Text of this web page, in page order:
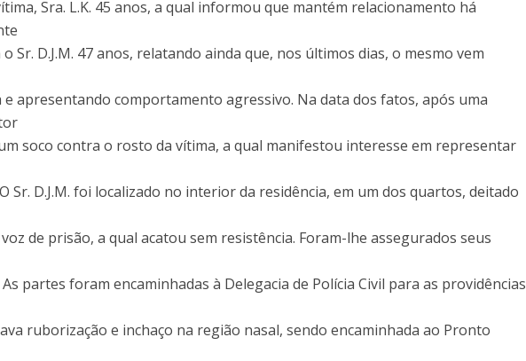
Sra. L.K. 45 anos, a qual informou que mantém relacionamento há
Sr. D.J.M. 47 anos, relatando ainda que, nos últimos dias, o mesmo vem
e apresentando comportamento agressivo. Na data dos fatos, após uma
soco contra o rosto da vítima, a qual manifestou interesse em representar
Sr. D.J.M. foi localizado no interior da residência, em um dos quartos, deitado
de prisão, a qual acatou sem resistência. Foram-lhe assegurados seus
partes foram encaminhadas à Delegacia de Polícia Civil para as providências
ruborização e inchaço na região nasal, sendo encaminhada ao Pronto